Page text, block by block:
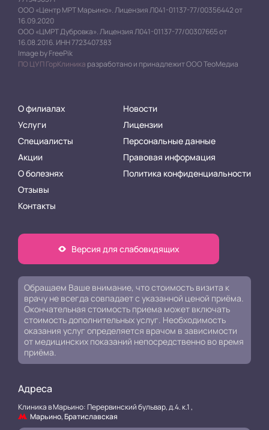
ООО «Центр МРТ Марьино». Лицензия Л041-01137-77/00356442 от
16.09.2020
ООО «ЦМРТ Дубровка». Лицензия Л041-01137-77/00307665 от
16.08.2016. ИНН 7723407383
Image by FreePik
ПО ЦУП ГорКлиника разработано и принадлежит ООО ТеоМедиа
О филиалах
Услуги
Специалисты
Акции
О болезнях
Отзывы
Контакты
Новости
Лицензии
Персональные данные
Правовая информация
Политика конфиденциальности
Версия для слабовидящих
Обращаем Ваше внимание, что стоимость визита к
врачу не всегда совпадает с указанной ценой приёма.
Окончательная стоимость приема может включать
стоимость дополнительных услуг. Необходимость
оказания услуг определяется врачом в зависимости
от медицинских показаний непосредственно во время
приёма.
Адреса
Клиника в Марьино: Перервинский бульвар, д.4. к.1 ,
Марьино, Братиславская